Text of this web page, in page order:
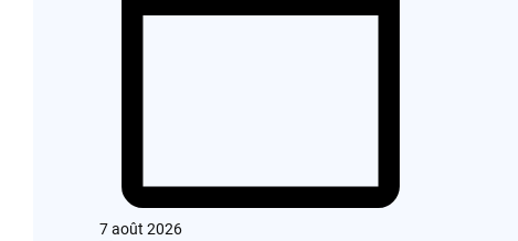
7 août 2026